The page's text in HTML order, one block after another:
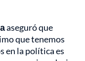
aseguró que
que tenemos
en la política es